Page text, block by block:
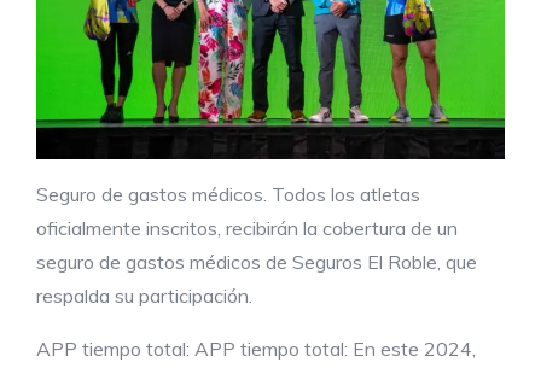
Seguro de gastos médicos. Todos los atletas
oficialmente inscritos, recibirán la cobertura de un
seguro de gastos médicos de Seguros El Roble, que
respalda su participación.
APP tiempo total: APP tiempo total: En este 2024,